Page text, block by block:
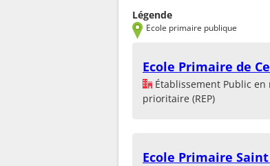
Légende
Ecole primaire publique
Ecole Primaire de
Établissement Public
prioritaire (REP)
Ecole Primaire Saint